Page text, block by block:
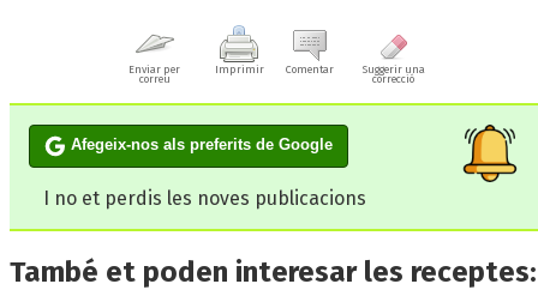
Enviar per
correu
Imprimir Comentar
Suggerir una
correcció
Afegeix-nos als preferits de Google
I no et perdis les noves publicacions
També et poden interesar les receptes: